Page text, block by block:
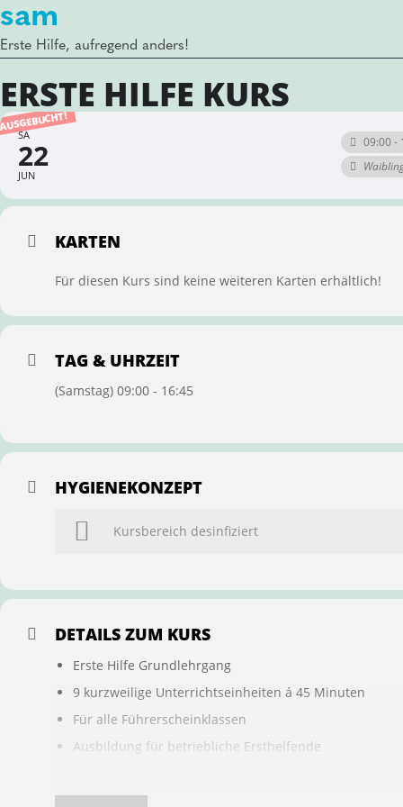
sam
Erste Hilfe, aufregend anders!
ERSTE HILFE KURS
SA
22
JUN
09:00 -
KARTEN
Für diesen Kurs sind keine weiteren Karten erhältlich!
TAG & UHRZEIT
(Samstag) 09:00 - 16:45
HYGIENEKONZEPT
Kursbereich desinfiziert
DETAILS ZUM KURS
Erste Hilfe Grundlehrgang
9 kurzweilige Unterrichtseinheiten á 45 Minuten
Für alle Führerscheinklassen
Ausbildung für betriebliche Ersthelfende